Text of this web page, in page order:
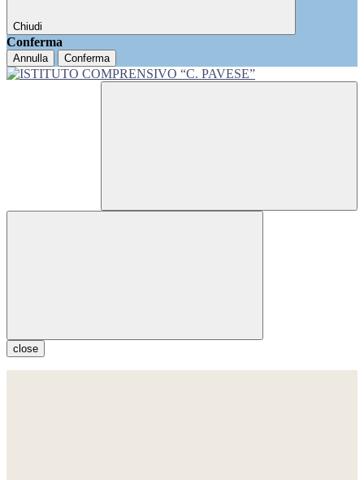
Chiudi
Conferma
Annulla Conferma
close